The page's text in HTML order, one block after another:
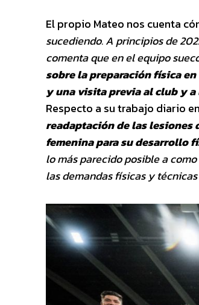
El propio Mateo nos cuenta
sucediendo. A principios de
comenta que en el equipo
sobre lapreparación física
y una visita previa al club y
Respecto a su trabajo diario
readaptación de las lesiones
femenina para su desarrollo
lo más parecido posible a
las demandasfísicas y